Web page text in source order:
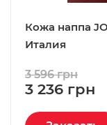
Кожа наппа
Италия
3 236 грн
3 596 грн